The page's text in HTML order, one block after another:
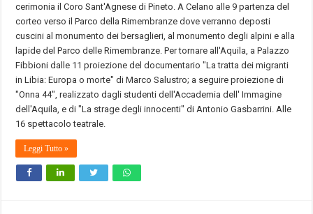
cerimonia il Coro Sant'Agnese di Pineto. A Celano alle 9 partenza del
corteo verso il Parco della Rimembranze dove verranno deposti
cuscini al monumento dei bersaglieri, al monumento degli alpini e alla
lapide del Parco delle Rimembranze. Per tornare all'Aquila, a Palazzo
Fibbioni dalle 11 proiezione del documentario "La tratta dei migranti
in Libia: Europa o morte" di Marco Salustro; a seguire proiezione di
"Onna 44", realizzato dagli studenti dell'Accademia dell' Immagine
dell'Aquila, e di "La strage degli innocenti" di Antonio Gasbarrini. Alle
16 spettacolo teatrale.
Leggi Tutto »